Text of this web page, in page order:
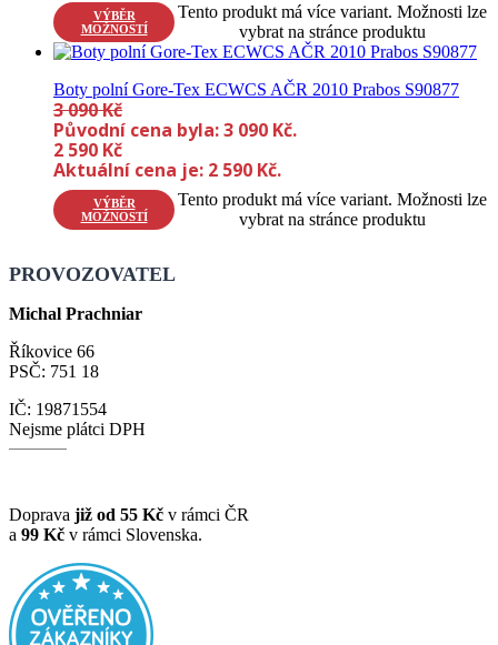
VÝBĚR
MOŽNOSTÍ
Tento produkt má více variant. Možnosti lze
vybrat na stránce produktu
Boty polní Gore-Tex ECWCS AČR 2010 Prabos S90877
3 090Kč
Původní cena byla: 3 090 Kč.
2 590 Kč
Aktuální cena je: 2 590 Kč.
VÝBĚR
MOŽNOSTÍ
Tento produkt má více variant. Možnosti lze
vybrat na stránce produktu
PROVOZOVATEL
Michal Prachniar
Říkovice 66
PSČ: 751 18
IČ: 19871554
Nejsme plátci DPH
Doprava již od 55 Kč v rámci ČR
a 99 Kč v rámci Slovenska.